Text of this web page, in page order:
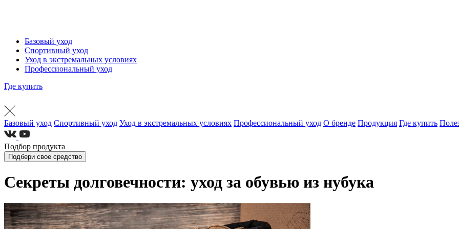
Базовый уход
Спортивный уход
Уход в экстремальных условиях
Профессиональный уход
Где купить
Базовый уход Спортивный уход Уход в экстремальных условиях Профессиональный уход О бренде Продукция Где купить
Подбор продукта
Подбери свое средство
Секреты долговечности: уход за обувью из нубука